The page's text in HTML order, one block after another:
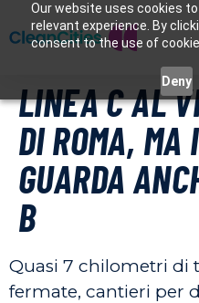
Our website uses cookies
relevant experience. By
consent to the use of
Deny
LINEA C AL
DI ROMA, MA
GUARDA
B
Quasi 7 chilometri di
fermate, cantieri per